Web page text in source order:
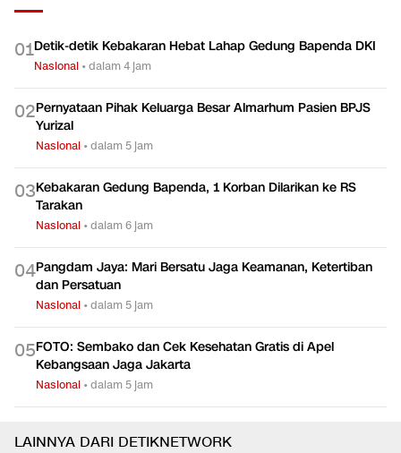
01Detik-detik Kebakaran Hebat Lahap Gedung Bapenda DKI
Nasional •dalam 4 jam
02Pernyataan Pihak Keluarga Besar Almarhum Pasien BPJS
Yurizal
Nasional •dalam 5 jam
03Kebakaran Gedung Bapenda, 1 Korban Dilarikan ke RS
Tarakan
Nasional •dalam 6 jam
04Pangdam Jaya: Mari Bersatu Jaga Keamanan, Ketertiban
dan Persatuan
Nasional •dalam 5 jam
05FOTO: Sembako dan Cek Kesehatan Gratis di Apel
Kebangsaan Jaga Jakarta
Nasional •dalam 5 jam
LAINNYA DARI DETIKNETWORK